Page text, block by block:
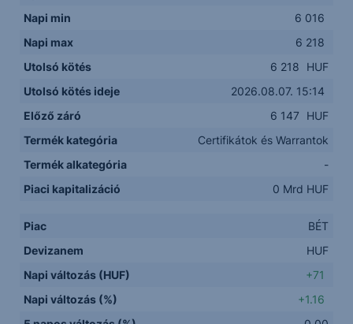
Napi min
6 016
Napi max
6 218
Utolsó kötés
6 218
HUF
Utolsó kötés ideje
2026.08.07. 15:14
Előző záró
6 147
HUF
Termék kategória
Certifikátok és Warrantok
Termék alkategória
-
Piaci kapitalizáció
0 Mrd HUF
Piac
BÉT
Devizanem
HUF
Napi változás (HUF)
+71
Napi változás (%)
+1.16